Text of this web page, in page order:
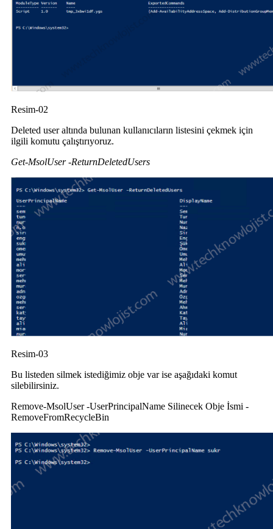
Resim-02
Deleted user altında bulunan kullanıcıların listesini çekmek için
ilgili komutu çalıştırıyoruz.
Get-MsolUser -ReturnDeletedUsers
Resim-03
Bu listeden silmek istediğimiz obje var ise aşağıdaki komut
silebilirsiniz.
Remove-MsolUser -UserPrincipalName Silinecek Obje İsmi -
RemoveFromRecycleBin